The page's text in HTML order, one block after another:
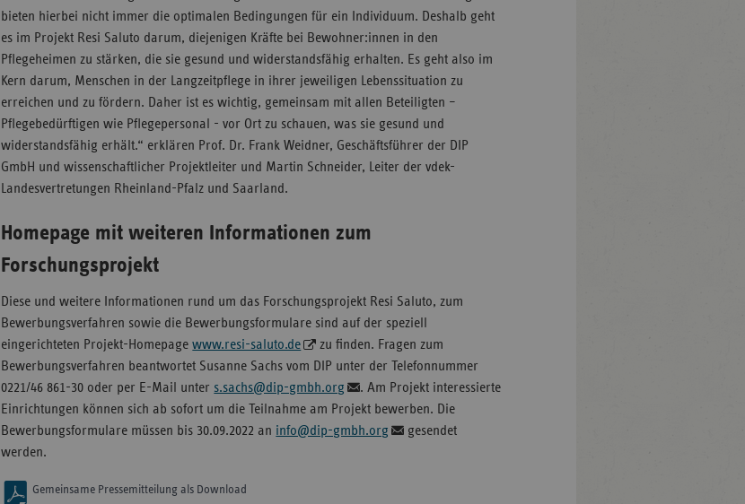
bieten hierbei nicht immer die optimalen Bedingungen für ein Individuum. Deshalb geht
es im Projekt Resi Saluto darum, diejenigen Kräfte bei Bewohner:innen in den
Pflegeheimen zu stärken, die sie gesund und widerstandsfähig erhalten. Es geht also im
Kern darum, Menschen in der Langzeitpflege in ihrer jeweiligen Lebenssituation zu
erreichen und zu fördern. Daher ist es wichtig, gemeinsam mit allen Beteiligten –
Pflegebedürftigen wie Pflegepersonal - vor Ort zu schauen, was sie gesund und
widerstandsfähig erhält.“ erklären Prof. Dr. Frank Weidner, Geschäftsführer der DIP
GmbH und wissenschaftlicher Projektleiter und Martin Schneider, Leiter der vdek-
Landesvertretungen Rheinland-Pfalz und Saarland.
Homepage mit weiteren Informationen zum
Forschungsprojekt
Diese und weitere Informationen rund um das Forschungsprojekt Resi Saluto, zum
Bewerbungsverfahren sowie die Bewerbungsformulare sind auf der speziell
eingerichteten Projekt-Homepagewww.resi-saluto.de
zu finden. Fragen zum
Bewerbungsverfahren beantwortet Susanne Sachs vom DIP unter der Telefonnummer
0221/46 861-30 oder per E-Mail unter s.sachs@dip-gmbh.org
. Am Projekt interessierte
Einrichtungen können sich ab sofort um die Teilnahme am Projekt bewerben. Die
Bewerbungsformulare müssen bis 30.09.2022 an info@dip-gmbh.org
gesendet
werden.
Gemeinsame Pressemitteilung als Download